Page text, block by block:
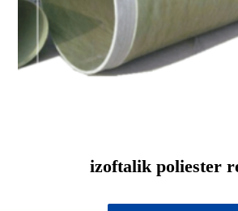
izoftalik poliester